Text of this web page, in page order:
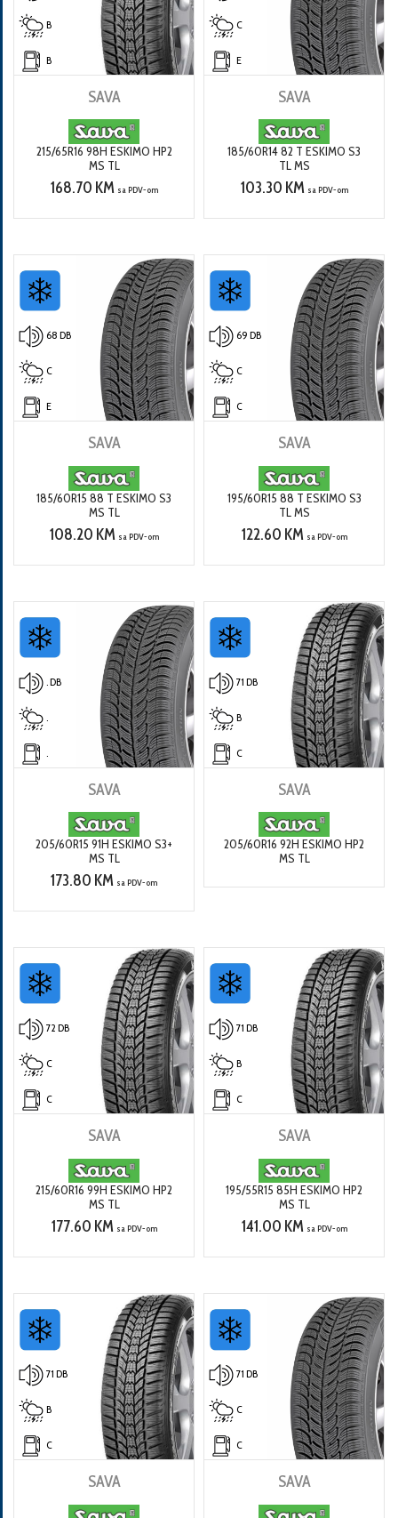
B
B
SAVA
215/65R16 98H ESKIMO HP2
MS TL
168.70 KM sa PDV-om
C
E
SAVA
185/60R14 82 T ESKIMO S3
TL MS
103.30 KM sa PDV-om
68 DB
C
E
SAVA
185/60R15 88 T ESKIMO S3
MS TL
108.20 KM sa PDV-om
69 DB
C
C
SAVA
195/60R15 88 T ESKIMO S3
TL MS
122.60 KM sa PDV-om
. DB
SAVA
205/60R15 91H ESKIMO S3+
MS TL
173.80 KM sa PDV-om
71 DB
B
C
SAVA
205/60R16 92H ESKIMO HP2
MS TL
72 DB
C
C
SAVA
215/60R16 99H ESKIMO HP2
MS TL
177.60 KM sa PDV-om
71 DB
B
C
SAVA
195/55R15 85H ESKIMO HP2
MS TL
141.00 KM sa PDV-om
71 DB
B
C
SAVA
71 DB
C
C
SAVA